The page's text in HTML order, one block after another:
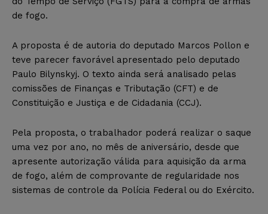
de fogo.
A proposta é de autoria do deputado Marcos Pollon e
teve parecer favorável apresentado pelo deputado
Paulo Bilynskyj. O texto ainda será analisado pelas
comissões de Finanças e Tributação (CFT) e de
Constituição e Justiça e de Cidadania (CCJ).
Pela proposta, o trabalhador poderá realizar o saque
uma vez por ano, no mês de aniversário, desde que
apresente autorização válida para aquisição da arma
de fogo, além de comprovante de regularidade nos
sistemas de controle da Polícia Federal ou do Exército.